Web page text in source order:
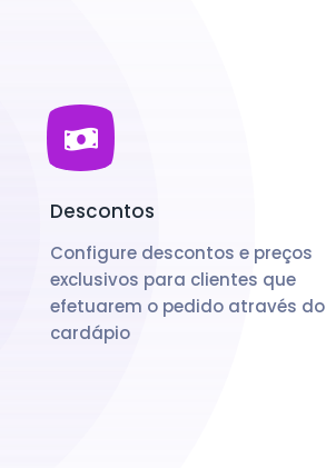
Descontos
Configure descontos e preços
exclusivos para clientes que
efetuarem o pedido através do
cardápio